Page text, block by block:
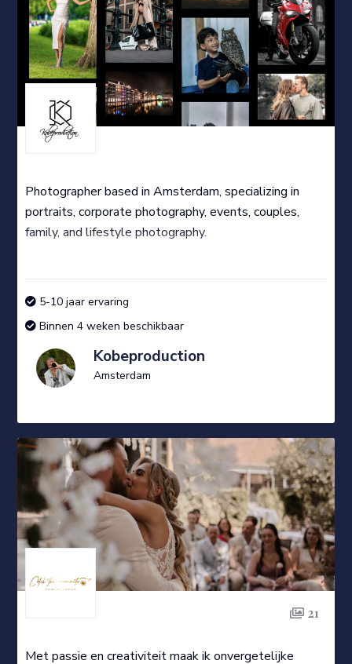
Photographer based in Amsterdam, specializing in
portraits, corporate photography, events, couples,
family, and lifestyle photography.
5-10 jaar ervaring
Binnen 4 weken beschikbaar
Kobeproduction
Amsterdam
21
Met passie en creativiteit maak ik onvergetelijke